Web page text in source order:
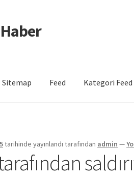
Sitemap Feed Kategori Feed
tarihinde yayınlandı tarafından admin —